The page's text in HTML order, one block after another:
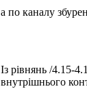
а по каналу
Із рівнянь /4.15-
внутрішнього